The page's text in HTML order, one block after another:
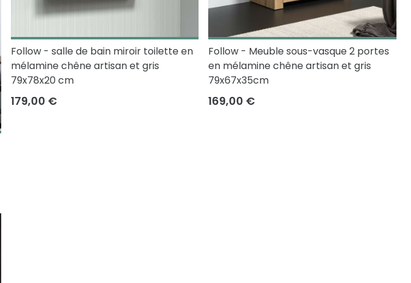
Follow - salle de bain miroir toilette en
mélamine chêne artisan et gris
79x78x20 cm
179,00 €
Follow - Meuble sous-vasque 2 portes
en mélamine chêne artisan et gris
79x67x35cm
169,00 €